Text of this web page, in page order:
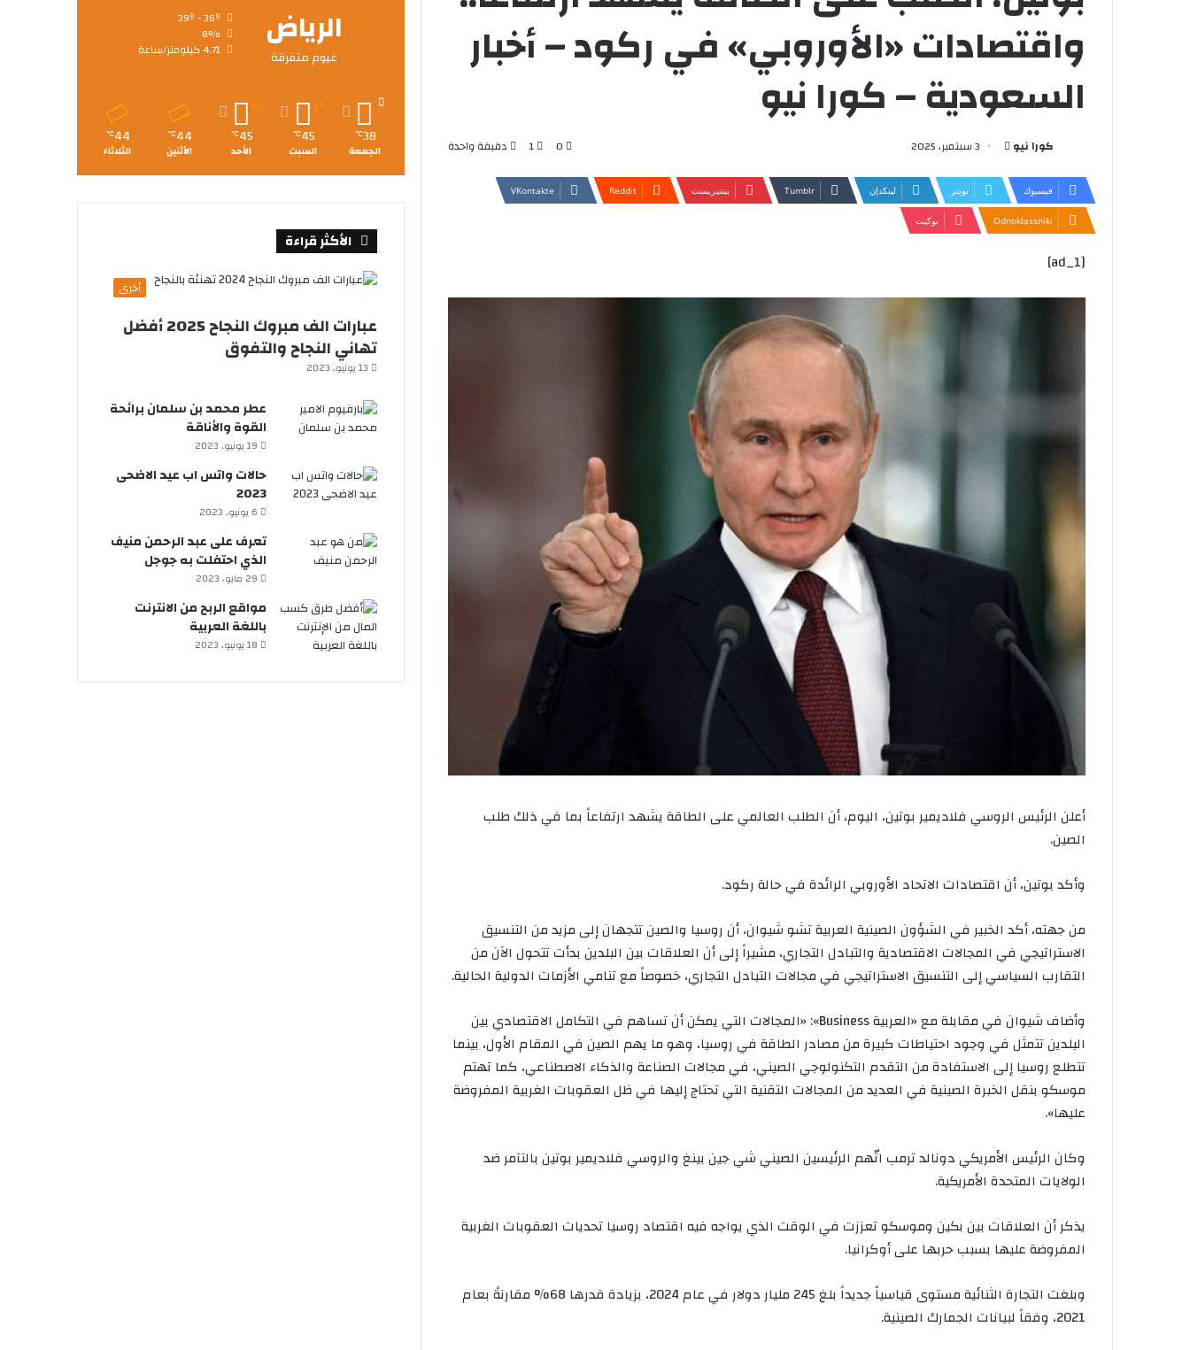
واقتصادات «الأوروبي» في ركود – أخبار
السعودية – كورا نيو
كورا نيو
أرسل
إلكترونيا
3 سبتمبر، 2025 0
1 دقيقة واحدة
فيسبوك تويتر لينكدإن بينتيريست
Odnoklassniki بوكيت
[ad_1]
أعلن الرئيس الروسي فلاديمير بوتين، اليوم، أن الطلب العالمي على الطاقة يشهد ارتفاعاً بما في ذلك طلب
الصين.
وأكد بوتين، أن اقتصادات الاتحاد الأوروبي الرائدة في حالة ركود.
من جهته، أكد الخبير في الشؤون الصينية العربية تشو شيوان، أن روسيا والصين تتجهان إلى مزيد من التنسيق
الاستراتيجي في المجالات الاقتصادية والتبادل التجاري، مشيراً إلى أن العلاقات بين البلدين بدأت تتحول الآن من
التقارب السياسي إلى التنسيق الاستراتيجي في مجالات التبادل التجاري، خصوصاً مع تنامي الأزمات الدولية الحالية.
وأضاف شيوان في مقابلة مع «العربية Business»: «المجالات التي يمكن أن تساهم في التكامل الاقتصادي بين
البلدين تتمثل في وجود احتياطات كبيرة من مصادر الطاقة في روسيا، وهو ما يهم الصين في المقام الأول، بينما
تتطلع روسيا إلى الاستفادة من التقدم التكنولوجي الصيني، في مجالات الصناعة والذكاء الاصطناعي، كما تهتم
موسكو بنقل الخبرة الصينية في العديد من المجالات التقنية التي تحتاج إليها في ظل العقوبات الغربية المفروضة
عليها».
وكان الرئيس الأمريكي دونالد ترمب اتّهم الرئيسين الصيني شي جين بينغ والروسي فلاديمير بوتين بالتآمر ضد
الولايات المتحدة الأمريكية.
يذكر أن العلاقات بين بكين وموسكو تعززت في الوقت الذي يواجه فيه اقتصاد روسيا تحديات العقوبات الغربية
المفروضة عليها بسبب حربها على أوكرانيا.
وبلغت التجارة الثنائية مستوى قياسياً جديداً بلغ 245 مليار دولار في عام 2024، بزيادة قدرها 68% مقارنةً بعام
2021، وفقاً لبيانات الجمارك الصينية.
الرياض
غيوم متفرقة
8%
4.71 كيلومتر/ساعة
38
℃
الجمعة
45
℃
السبت
45
℃
الأحد
44
℃
الأثنين
44
℃
الثلاثاء
الأكثر قراءة
أخرى
عبارات الف مبروك النجاح 2025 أفضل
تهاني النجاح والتفوق
13 يونيو، 2023
عطر محمد بن سلمان برائحة
القوة والأناقة
19 يونيو، 2023
حالات واتس اب عيد الاضحى
2023
6 يونيو، 2023
تعرف على عبد الرحمن منيف
الذي احتفلت به جوجل
29 مايو، 2023
مواقع الربح من الانترنت
باللغة العربية
18 يونيو، 2023